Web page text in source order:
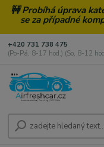
🚧 Probíhá úprava
se za případné
+420 731 738 475
(Po-Pá, 8-17 hod.) (So, 8-12